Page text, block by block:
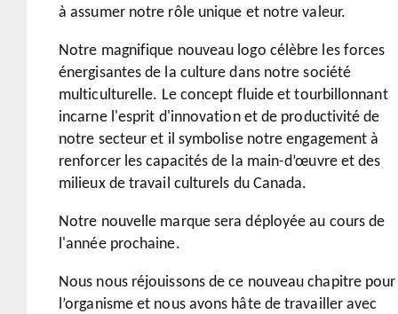
à assumer notre rôle unique et notre valeur.
Notre magnifique nouveau logo célèbre les forces
énergisantes de la culture dans notre société
multiculturelle. Le concept fluide et tourbillonnant
incarne l'esprit d'innovation et de productivité de
notre secteur et il symbolise notre engagement à
renforcer les capacités de la main-d’œuvre et des
milieux de travail culturels du Canada.
Notre nouvelle marque sera déployée au cours de
l'année prochaine.
Nous nous réjouissons de ce nouveau chapitre pour
l’organisme et nous avons hâte de travailler avec